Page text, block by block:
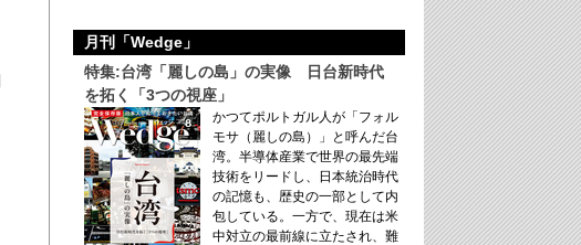
月刊「Wedge」
特集:台湾「麗しの島」の実像 日台新時代
を拓く「3つの視座」
かつてポルトガル人が「フォル
モサ（麗しの島）」と呼んだ台
湾。半導体産業で世界の最先端
技術をリードし、日本統治時代
の記憶も、歴史の一部として内
包している。一方で、現在は米
中対立の最前線に立たされ、難